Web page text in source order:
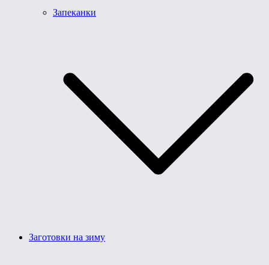
Запеканки
Заготовки на зиму